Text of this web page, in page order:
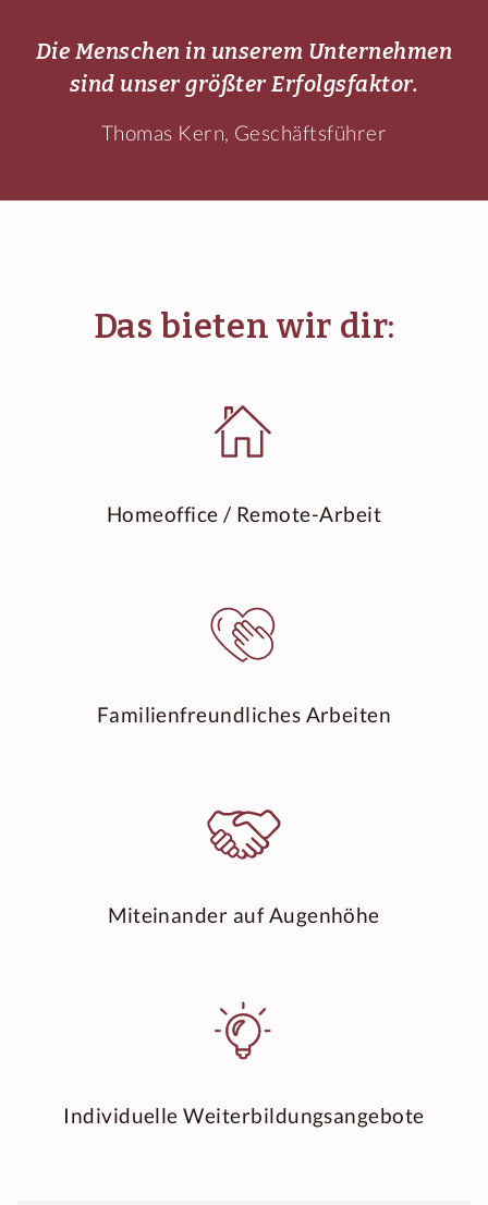
Die Menschen in unserem Unternehmen
sind unser größter Erfolgsfaktor.
Thomas Kern, Geschäftsführer
Das bieten wir dir:
Homeoffice / Remote-Arbeit
Familienfreundliches Arbeiten
Miteinander auf Augenhöhe
Individuelle Weiterbildungsangebote